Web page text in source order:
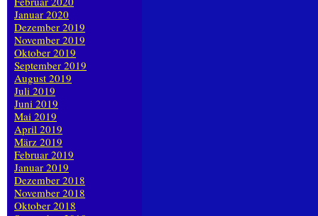
Januar 2020
Dezember 2019
November 2019
Oktober 2019
September 2019
August 2019
Juli 2019
Juni 2019
Mai 2019
April 2019
März 2019
Februar 2019
Januar 2019
Dezember 2018
November 2018
Oktober 2018